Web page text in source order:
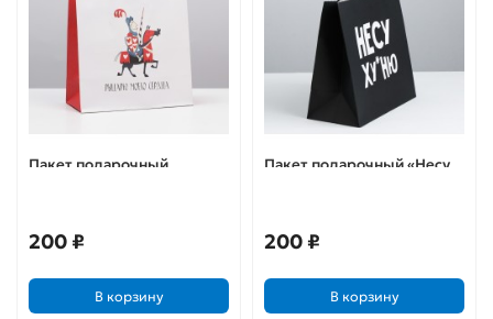
Пакет подарочный
200 ₽
В корзину
Пакет подарочный «Несу
200 ₽
В корзину